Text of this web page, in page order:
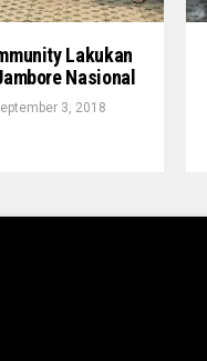
Lakukan
Nasional
3, 2018